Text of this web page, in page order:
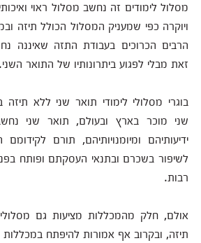
מסלול לימודים זה נחשב מסלול ראוי
ויוקרה כפי שמעניק המסלול הכולל תיזה
הרבים הכרוכים בעבודת התזה שאיננה
זאת מבלי לפגוע ביתרונותיו של התואר השני.
בוגרי מסלולי לימודי תואר שני ללא
שני מוכר בארץ ובעולם, תואר שני
ידיעותיהם ומיומנויותיהם, תורם
לשיפור בשכרם ובתנאי העסקתם ופותח
רבות.
אולם, חלק מהמכללות מציעות גם
תיזה, ובקרוב אף אמורות להיפתח במכללות